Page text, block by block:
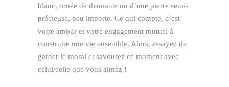
blanc, ornée de diamants ou d’une pierre semi-
précieuse, peu importe. Ce qui compte, c’est
votre amour et votre engagement mutuel à
construire une vie ensemble. Alors, essayez de
garder le moral et savourez ce moment avec
celui/celle que vous aimez !